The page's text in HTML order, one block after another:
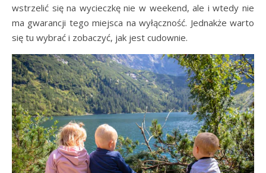
wstrzelić się na wycieczkę nie w weekend, ale i wtedy nie
ma gwarancji tego miejsca na wyłączność. Jednakże warto
się tu wybrać i zobaczyć, jak jest cudownie.